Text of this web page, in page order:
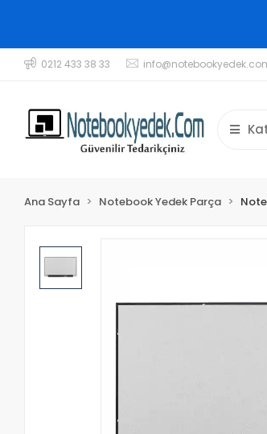
0212 433 38 33
Ana Sayfa Notebook Yedek Parça